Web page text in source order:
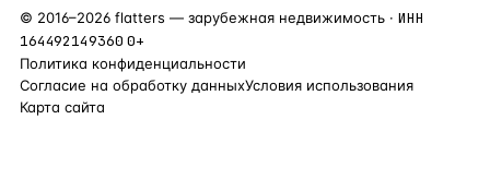
© 2016–2026 flatters — зарубежная недвижимость · ИНН
164492149360 0+
Политика конфиденциальности
Согласие на обработку данныхУсловия использования
Карта сайта